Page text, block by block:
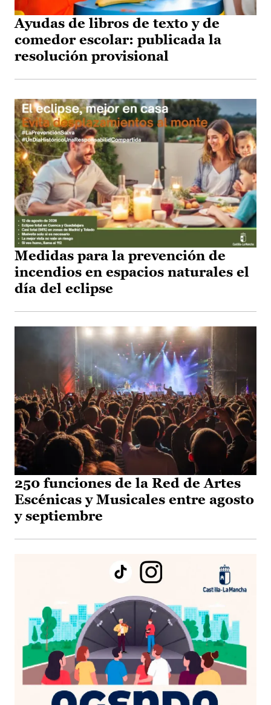
Ayudas de libros de texto y de
comedor escolar: publicada la
resolución provisional
Medidas para la prevención de
incendios en espacios naturales el
día del eclipse
250 funciones de la Red de Artes
Escénicas y Musicales entre agosto
y septiembre